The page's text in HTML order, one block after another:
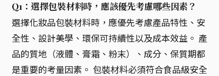
Q1：選擇包裝材料時，應該優先考慮哪些因素？
選擇化妝品包裝材料時，應優先考慮產品特性、安
全性、設計美學、環保可持續性以及成本效益。 產
品的質地（液體、膏霜、粉末）、成分、保質期都
是重要的考量因素。 包裝材料必須符合食品級安全